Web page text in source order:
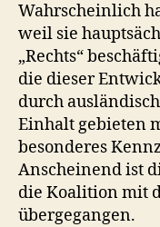
Wahrscheinlich
weil sie
„Rechts“
die dieser
durch
Einhalt gebieten
besonderes
Anscheinend ist
die Koalition mit
übergegangen.